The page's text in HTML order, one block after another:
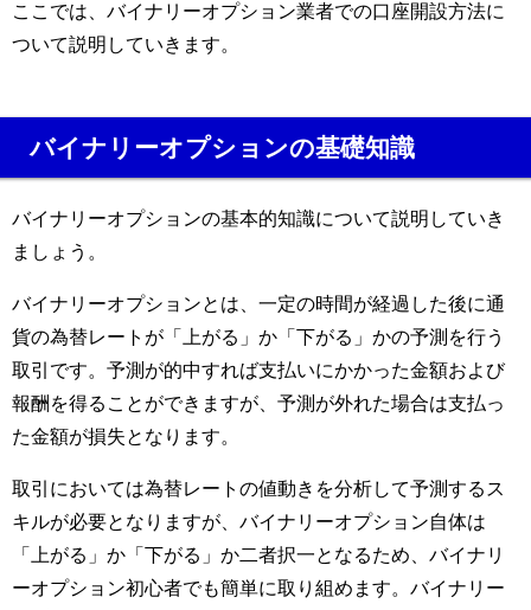
ここでは、バイナリーオプション業者での口座開設方法に
ついて説明していきます。
バイナリーオプションの基礎知識
バイナリーオプションの基本的知識について説明していき
ましょう。
バイナリーオプションとは、一定の時間が経過した後に通
貨の為替レートが「上がる」か「下がる」かの予測を行う
取引です。予測が的中すれば支払いにかかった金額および
報酬を得ることができますが、予測が外れた場合は支払っ
た金額が損失となります。
取引においては為替レートの値動きを分析して予測するス
キルが必要となりますが、バイナリーオプション自体は
「上がる」か「下がる」か二者択一となるため、バイナリ
ーオプション初心者でも簡単に取り組めます。バイナリー